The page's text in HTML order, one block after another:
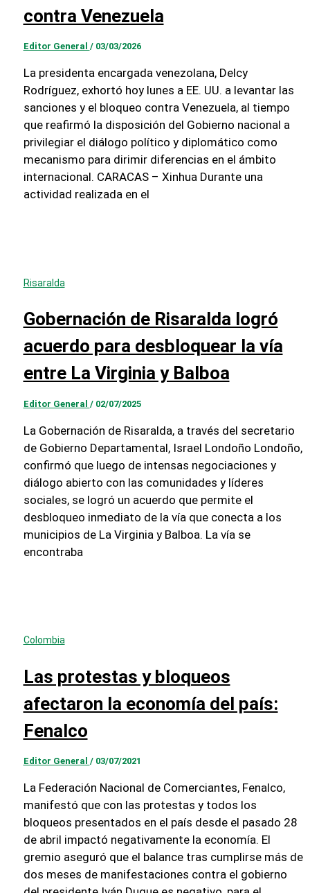
contra Venezuela
Editor General / 03/03/2026
La presidenta encargada venezolana, Delcy
Rodríguez, exhortó hoy lunes a EE. UU. a levantar las
sanciones y el bloqueo contra Venezuela, al tiempo
que reafirmó la disposición del Gobierno nacional a
privilegiar el diálogo político y diplomático como
mecanismo para dirimir diferencias en el ámbito
internacional. CARACAS – Xinhua Durante una
actividad realizada en el
Risaralda
Gobernación de Risaralda logró
acuerdo para desbloquear la vía
entre La Virginia y Balboa
Editor General / 02/07/2025
La Gobernación de Risaralda, a través del secretario
de Gobierno Departamental, Israel Londoño Londoño,
confirmó que luego de intensas negociaciones y
diálogo abierto con las comunidades y líderes
sociales, se logró un acuerdo que permite el
desbloqueo inmediato de la vía que conecta a los
municipios de La Virginia y Balboa. La vía se
encontraba
Colombia
Las protestas y bloqueos
afectaron la economía del país:
Fenalco
Editor General / 03/07/2021
La Federación Nacional de Comerciantes, Fenalco,
manifestó que con las protestas y todos los
bloqueos presentados en el país desde el pasado 28
de abril impactó negativamente la economía. El
gremio aseguró que el balance tras cumplirse más de
dos meses de manifestaciones contra el gobierno